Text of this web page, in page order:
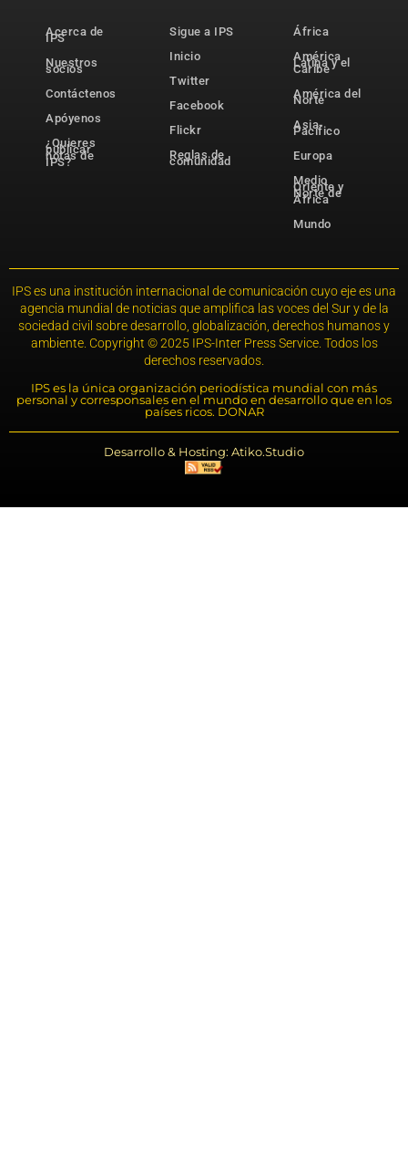
Acerca de
IPS
Nuestros
socios
Contáctenos
Apóyenos
¿Quieres
publicar
notas de
IPS?
Sigue a IPS
Inicio
Twitter
Facebook
Flickr
Reglas de
comunidad
África
América
Latina y el
Caribe
América del
Norte
Asia-
Pacífico
Europa
Medio
Oriente y
Norte de
África
Mundo
IPS es una institución internacional de comunicación cuyo eje es una
agencia mundial de noticias que amplifica las voces del Sur y de la
sociedad civil sobre desarrollo, globalización, derechos humanos y
ambiente. Copyright © 2025 IPS-Inter Press Service. Todos los
derechos reservados.
IPS es la única organización periodística mundial con más
personal y corresponsales en el mundo en desarrollo que en los
países ricos. DONAR
Desarrollo & Hosting: Atiko.Studio